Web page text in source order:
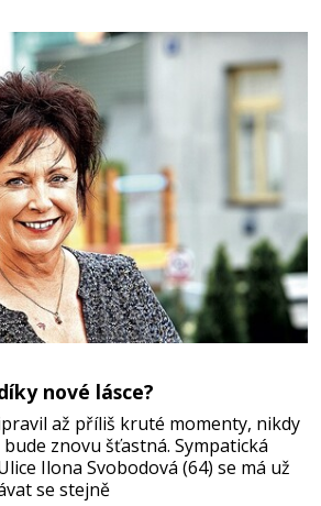
Tehdy byla jiná doba, když
nové lásce?
až příliš kruté momenty, nikdy
šťastná. Sympatická
Ilona Svobodová (64) se má už
se stejně